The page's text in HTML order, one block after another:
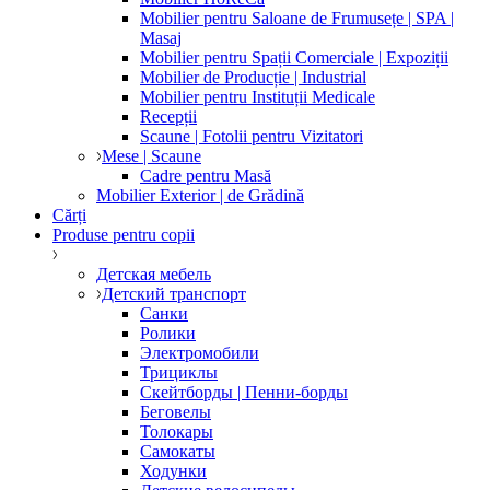
Mobilier pentru Saloane de Frumusețe | SPA |
Masaj
Mobilier pentru Spații Comerciale | Expoziții
Mobilier de Producție | Industrial
Mobilier pentru Instituții Medicale
Recepții
Scaune | Fotolii pentru Vizitatori
Mese | Scaune
Cadre pentru Masă
Mobilier Exterior | de Grădină
Cărți
Produse pentru copii
Детская мебель
Детский транспорт
Санки
Ролики
Электромобили
Трициклы
Скейтборды | Пенни-борды
Беговелы
Толокары
Самокаты
Ходунки